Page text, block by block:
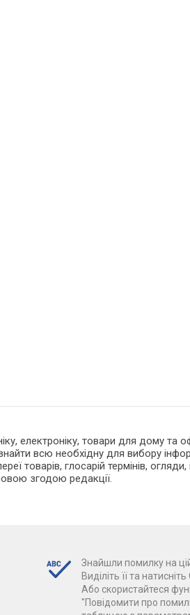
електроніку, товари для дому
всю необхідну для вибору
товарів, глосарій термінів, огляди,
згодою редакції.
Знайшли помилку на цій
Виділіть її та
Або скористайтеся
"Повідомити про